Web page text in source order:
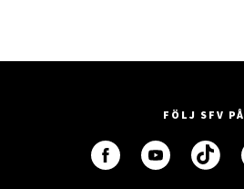
FÖLJ SFV PÅ